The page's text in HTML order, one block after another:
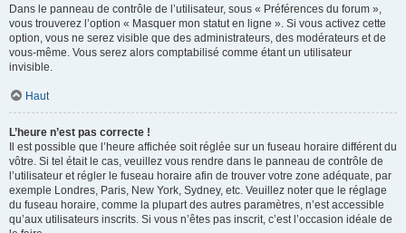
Dans le panneau de contrôle de l’utilisateur, sous « Préférences du forum »,
vous trouverez l’option « Masquer mon statut en ligne ». Si vous activez cette
option, vous ne serez visible que des administrateurs, des modérateurs et de
vous-même. Vous serez alors comptabilisé comme étant un utilisateur
invisible.
Haut
L’heure n’est pas correcte !
Il est possible que l’heure affichée soit réglée sur un fuseau horaire différent du
vôtre. Si tel était le cas, veuillez vous rendre dans le panneau de contrôle de
l’utilisateur et régler le fuseau horaire afin de trouver votre zone adéquate, par
exemple Londres, Paris, New York, Sydney, etc. Veuillez noter que le réglage
du fuseau horaire, comme la plupart des autres paramètres, n’est accessible
qu’aux utilisateurs inscrits. Si vous n’êtes pas inscrit, c’est l’occasion idéale de